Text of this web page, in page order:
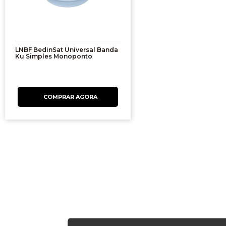
LNBF BedinSat Universal Banda
Ku Simples Monoponto